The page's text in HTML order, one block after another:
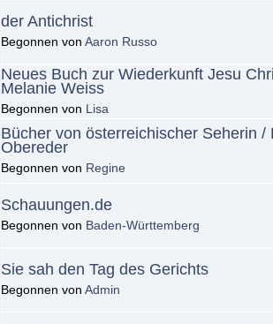
der Antichrist
Begonnen von Aaron Russo
Neues Buch zur Wiederkunft Jesu
Melanie Weiss
Begonnen von Lisa
Bücher von österreichischer Seherin /
Obereder
Begonnen von Regine
Schauungen.de
Begonnen von Baden-Württemberg
Sie sah den Tag des Gerichts
Begonnen von Admin